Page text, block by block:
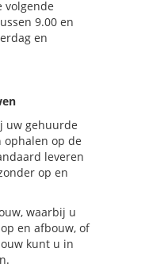
volgende
9.00 en
en
uw gehuurde
ophalen op de
leveren
op en
waarbij u
en afbouw, of
kunt u in